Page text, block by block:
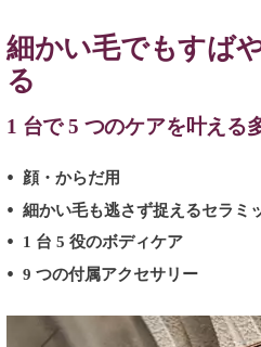
細かい毛でもすば
る
1 台で 5 つのケアを叶える
顔・からだ用
細かい毛も逃さず捉えるセラミ
1 台 5 役のボディケア
9 つの付属アクセサリー